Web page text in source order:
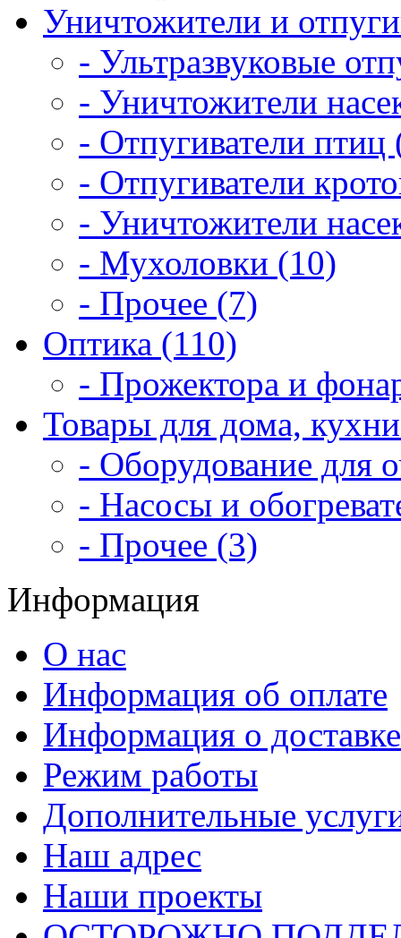
Уничтожители и
- Ультразвуковые
- Уничтожители
- Отпугиватели птиц
- Отпугиватели
- Уничтожители
- Мухоловки (10)
- Прочее (7)
Оптика (110)
- Прожектора и
Товары для дома,
- Оборудование для
- Насосы и
- Прочее (3)
Информация
О нас
Информация об оплате
Информация о доставке
Режим работы
Дополнительные
Наш адрес
Наши проекты